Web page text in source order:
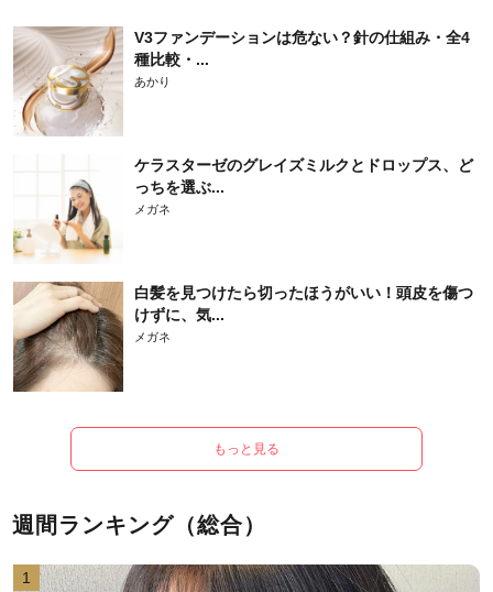
V3ファンデーションは危ない？針の仕組み・全4
種比較・...
あかり
ケラスターゼのグレイズミルクとドロップス、ど
っちを選ぶ...
メガネ
白髪を見つけたら切ったほうがいい！頭皮を傷つ
けずに、気...
メガネ
もっと見る
週間ランキング（総合）
1